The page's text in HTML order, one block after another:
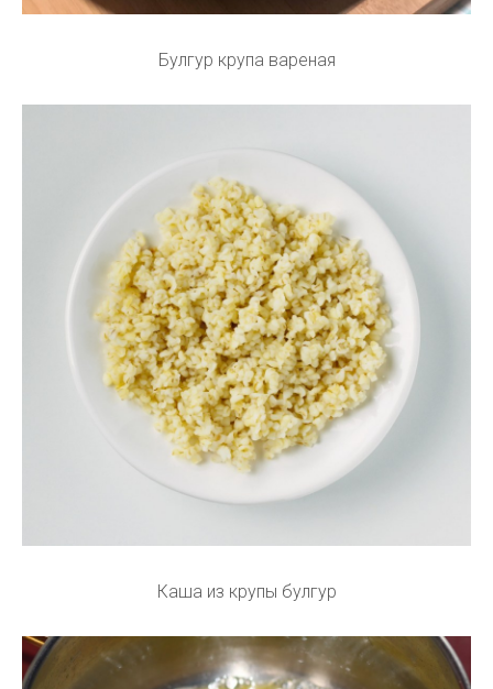
Булгур крупа вареная
Каша из крупы булгур